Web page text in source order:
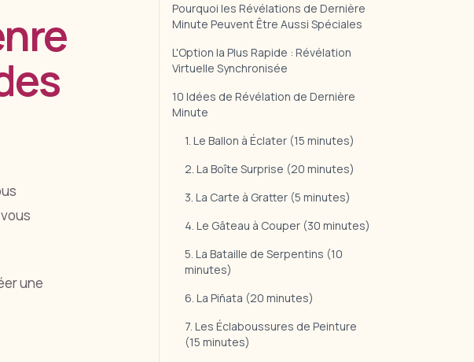
une
Pourquoi les Révélations de Dernière
Minute Peuvent Être Aussi Spéciales
L'Option la Plus Rapide : Révélation
Virtuelle Synchronisée
10 Idées de Révélation de Dernière
Minute
1. Le Ballon à Éclater (15 minutes)
2. La Boîte Surprise (20 minutes)
3. La Carte à Gratter (5 minutes)
4. Le Gâteau à Couper (30 minutes)
5. La Bataille de Serpentins (10
minutes)
6. La Piñata (20 minutes)
7. Les Éclaboussures de Peinture
(15 minutes)